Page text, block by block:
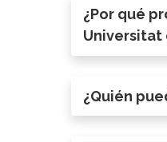
¿Por qué
Universitat
¿Quién